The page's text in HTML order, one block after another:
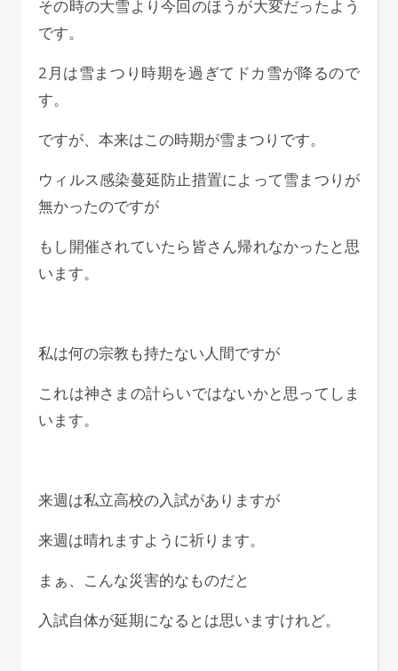
その時の大雪より今回のほうが大変だったよう
です。
2月は雪まつり時期を過ぎてドカ雪が降るので
す。
ですが、本来はこの時期が雪まつりです。
ウィルス感染蔓延防止措置によって雪まつりが
無かったのですが
もし開催されていたら皆さん帰れなかったと思
います。
私は何の宗教も持たない人間ですが
これは神さまの計らいではないかと思ってしま
います。
来週は私立高校の入試がありますが
来週は晴れますように祈ります。
まぁ、こんな災害的なものだと
入試自体が延期になるとは思いますけれど。